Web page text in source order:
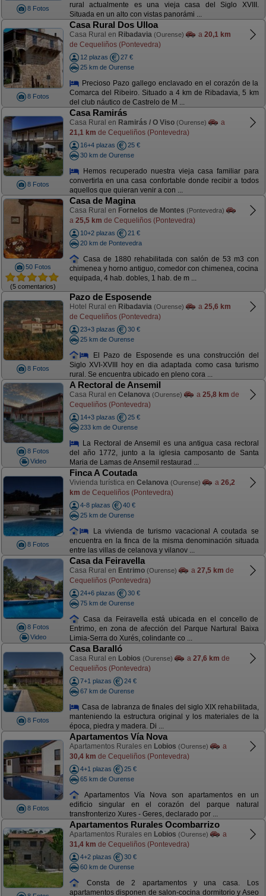
8 Fotos
rural actualmente es una vieja casa del Siglo XVIII.
Situada en un alto con vistas panorámi ...
8 Fotos
Casa Rural Dos Ulloa
Casa Rural en Ribadavia (Ourense) a 20,1 km
de Cequeliños (Pontevedra)
12 plazas
27 €
25 km de Ourense
Precioso Pazo gallego enclavado en el corazón de la
Comarca del Ribeiro. Situado a 4 km de Ribadavia, 5 km
del club náutico de Castrelo de M ...
8 Fotos
Casa Ramirás
Casa Rural en Ramirás / O Viso (Ourense)
a
21,1 km de Cequeliños (Pontevedra)
16+4 plazas
25 €
30 km de Ourense
Hemos recuperado nuestra vieja casa familiar para
convertirla en una casa confortable donde recibir a todos
aquellos que quieran venir a con ...
50 Fotos
(5 comentarios)
Casa de Magina
Casa Rural en Fornelos de Montes (Pontevedra)
a 25,5 km de Cequeliños (Pontevedra)
10+2 plazas
21 €
20 km de Pontevedra
Casa de 1880 rehabilitada con salón de 53 m3 con
chimenea y horno antiguo, comedor con chimenea, cocina
equipada, 4 hab. dobles, 1 hab. de m ...
8 Fotos
Pazo de Esposende
Hotel Rural en Ribadavia (Ourense) a 25,6 km
de Cequeliños (Pontevedra)
23+3 plazas
30 €
25 km de Ourense
El Pazo de Esposende es una construcción del
Siglo XVI-XVIII hoy en dia adaptada como casa turismo
rural. Se encuentra ubicado en pleno cora ...
8 Fotos
Video
A Rectoral de Ansemil
Casa Rural en Celanova (Ourense) a 25,8 km de
Cequeliños (Pontevedra)
14+3 plazas
25 €
233 km de Ourense
La Rectoral de Ansemil es una antigua casa rectoral
del año 1772, junto a la iglesia camposanto de Santa
Maria de Lamas de Ansemil restaurad ...
8 Fotos
Finca A Coutada
Vivienda turística en Celanova (Ourense) a 26,2
km de Cequeliños (Pontevedra)
4-8 plazas
40 €
25 km de Ourense
La vivienda de turismo vacacional A coutada se
encuentra en la finca de la misma denominación situada
entre las villas de celanova y vilanov ...
8 Fotos
Video
Casa da Feiravella
Casa Rural en Entrimo (Ourense) a 27,5 km de
Cequeliños (Pontevedra)
24+6 plazas
30 €
75 km de Ourense
Casa da Feiravella está ubicada en el concello de
Entrimo, en zona de afección del Parque Nartural Baixa
Limia-Serra do Xurés, colindante co ...
8 Fotos
Casa Baralló
Casa Rural en Lobios (Ourense) a 27,6 km de
Cequeliños (Pontevedra)
7+1 plazas
24 €
67 km de Ourense
Casa de labranza de finales del siglo XIX rehabilitada,
manteniendo la estructura original y los materiales de la
época, piedra y madera. Di ...
8 Fotos
Apartamentos Vía Nova
Apartamentos Rurales en Lobios (Ourense)
a
30,4 km de Cequeliños (Pontevedra)
4+1 plazas
25 €
65 km de Ourense
Apartamentos Vía Nova son apartamentos en un
edificio singular en el corazón del parque natural
transfronterizo Xures - Geres, declarado por ...
Apartamentos Rurales Ocombarrizo
Apartamentos Rurales en Lobios (Ourense)
a
31,4 km de Cequeliños (Pontevedra)
4+2 plazas
30 €
60 km de Ourense
Consta de 2 apartamentos y una casa. Los
apartamentos disponen de salon-cocina dormitorio y Aseo